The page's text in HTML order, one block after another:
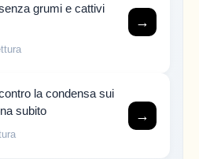
grumi e cattivi
→
la condensa sui
subito
→